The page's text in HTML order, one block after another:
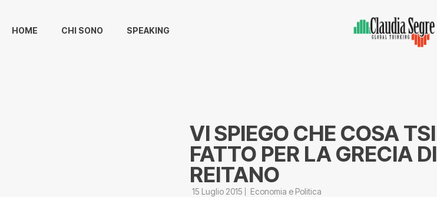
HOME CHI SONO SPEAKING
VI SPIEGO CHE COSA
FATTO PER LA GRECIA
REITANO
15 Luglio 2015 Economia e Politica